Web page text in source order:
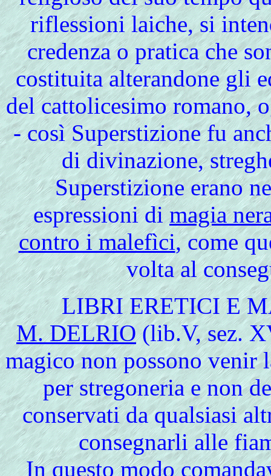
riflessioni laiche, si
credenza o pratica che
costituita alterandone gli
del cattolicesimo romano,
- così Superstizione fu
di divinazione,
Superstizione erano
espressioni dimagia
contro i malefìci, come
volta al
LIBRI ERETICI E
M. DELRIO(lib.V, sez.
magico non possono venir
per stregoneria e non
conservati da qualsiasi
consegnarli alle
In questo modo